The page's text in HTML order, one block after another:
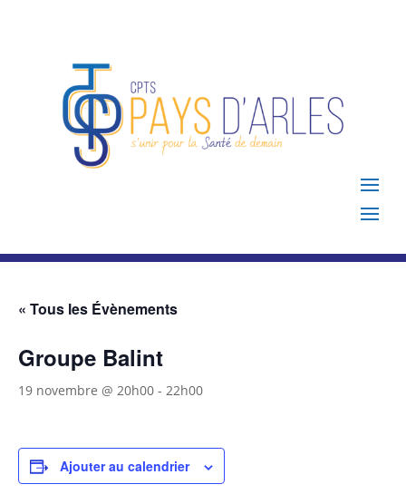
« Tous les Évènements
Groupe Balint
19 novembre @ 20h00 - 22h00
Ajouter au calendrier